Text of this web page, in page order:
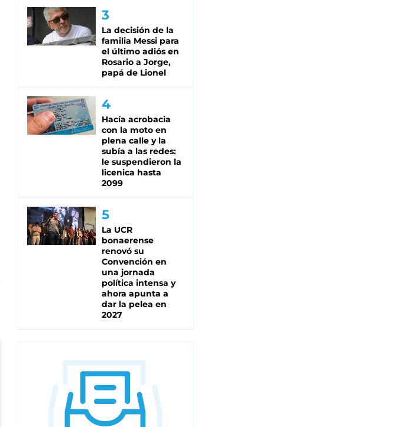
La decisión de la
familia Messi para
el último adiós en
Rosario a Jorge,
papá de Lionel
Hacía acrobacia
con la moto en
plena calle y la
subía a las redes:
le suspendieron la
licenica hasta
2099
La UCR
bonaerense
renovó su
Convención en
una jornada
política intensa y
ahora apunta a
dar la pelea en
2027